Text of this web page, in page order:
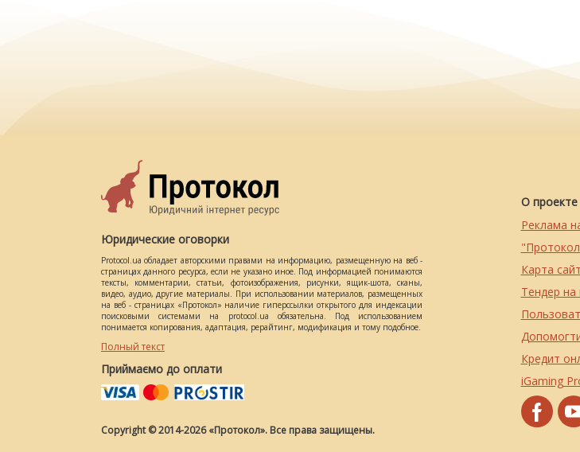
Юридические оговорки
Protocol.ua обладает авторскими правами на информацию, размещенную на веб -
страницах данного ресурса, если не указано иное. Под информацией понимаются
тексты, комментарии, статьи, фотоизображения, рисунки, ящик-шота, сканы,
видео, аудио, другие материалы. При использовании материалов, размещенных
на веб - страницах «Протокол» наличие гиперссылки открытого для индексации
поисковыми системами на protocol.ua обязательна. Под использованием
понимается копирования, адаптация, рерайтинг, модификация и тому подобное.
Полный текст
Приймаємо до оплати
Copyright © 2014-2026 «Протокол». Все права защищены.
О проекте
Реклама
Карта
Тендер на
Кредит
iGaming